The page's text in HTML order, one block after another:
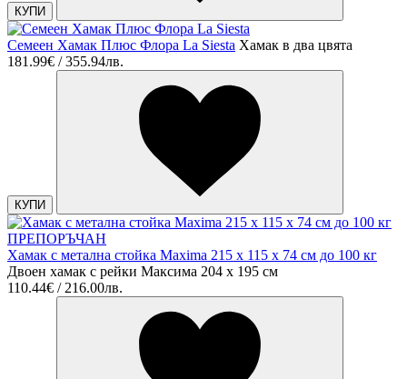
КУПИ
Семеен Хамак Плюс Флора La Siesta Хамак в два цвята
181.99€ / 355.94лв.
КУПИ
ПРЕПОРЪЧАН
Хамак с метална стойка Maxima 215 х 115 х 74 см до 100 кг
Двоен хамак с рейки Максима 204 х 195 см
110.44€ / 216.00лв.